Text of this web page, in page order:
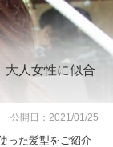
大人女性に似合
公開日：2021/01/25
った髪型をご紹介